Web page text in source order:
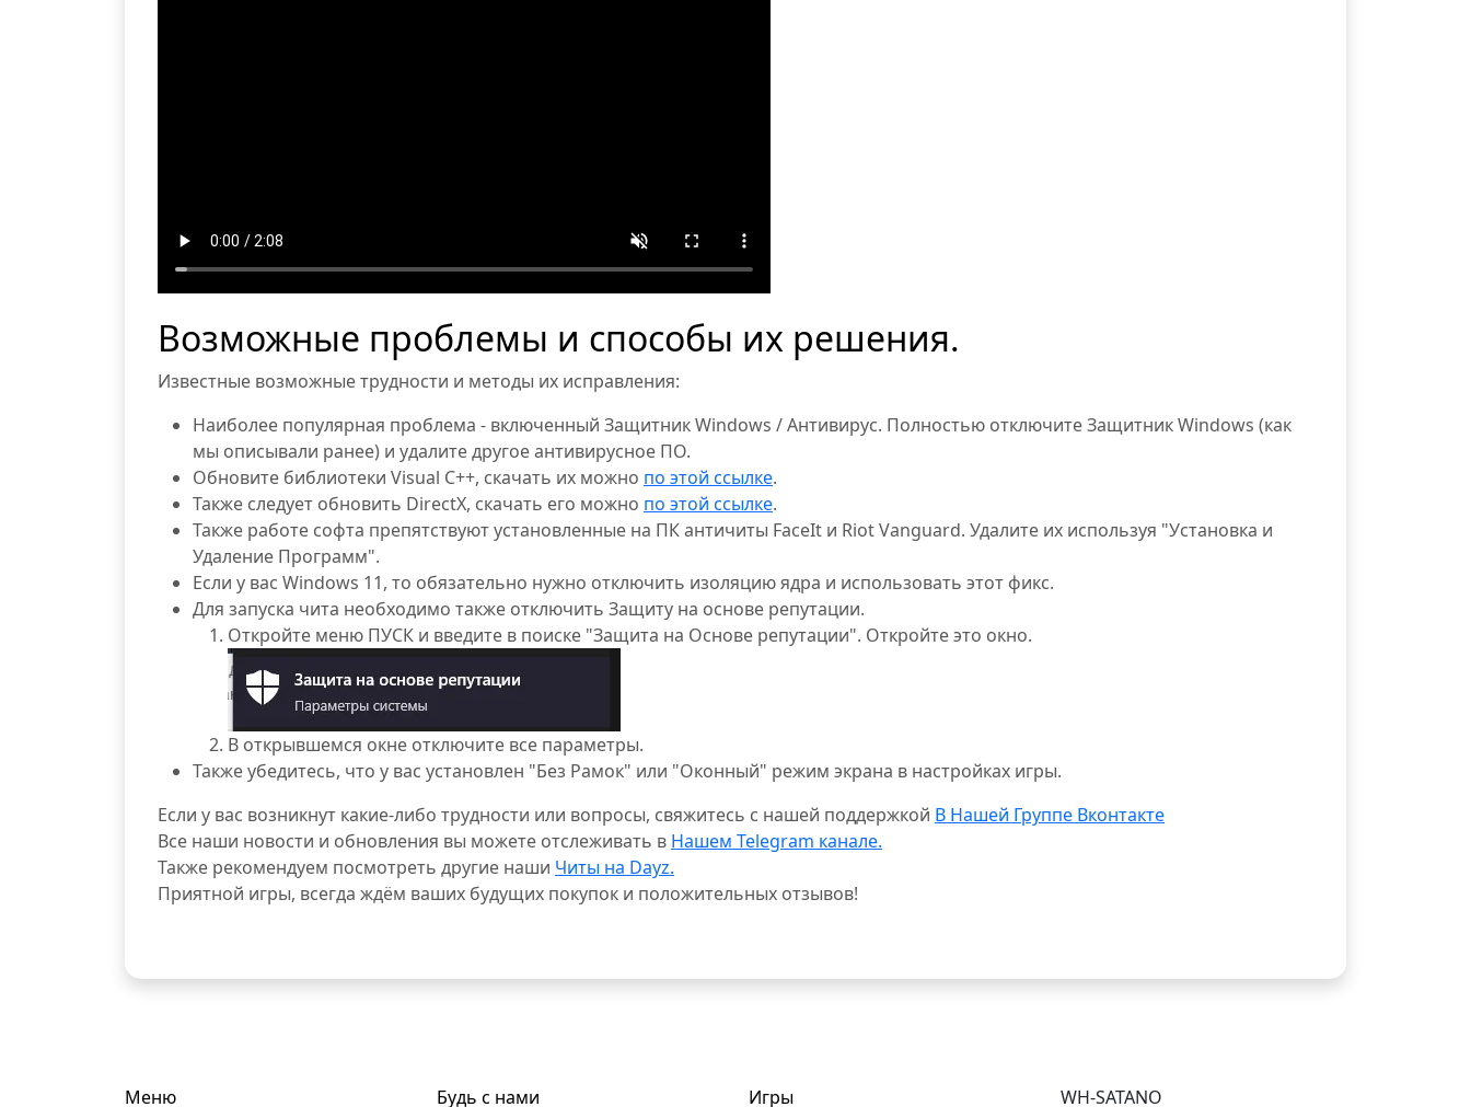
Возможные проблемы и способы их решения.
Известные возможные трудности и методы их исправления:
Наиболее популярная проблема - включенный Защитник Windows / Антивирус. Полностью отключите Защитник Windows (как
мы описывали ранее) и удалите другое антивирусное ПО.
Обновите библиотеки Visual C++, скачать их можно по этой ссылке.
Также следует обновить DirectX, скачать его можно по этой ссылке.
Также работе софта препятствуют установленные на ПК античиты FaceIt и Riot Vanguard. Удалите их используя "Установка и
Удаление Программ".
Если у вас Windows 11, то обязательно нужно отключить изоляцию ядра и использовать этот фикс.
Для запуска чита необходимо также отключить Защиту на основе репутации.
Откройте меню ПУСК и введите в поиске "Защита на Основе репутации". Откройте это окно.
В открывшемся окне отключите все параметры.
Также убедитесь, что у вас установлен "Без Рамок" или "Оконный" режим экрана в настройках игры.
Если у вас возникнут какие-либо трудности или вопросы, свяжитесь с нашей поддержкой В Нашей Группе Вконтакте
Все наши новости и обновления вы можете отслеживать в Нашем Telegram канале.
Также рекомендуем посмотреть другие наши Читы на Dayz.
Приятной игры, всегда ждём ваших будущих покупок и положительных отзывов!
Меню Будь с нами Игры WH-SATANO